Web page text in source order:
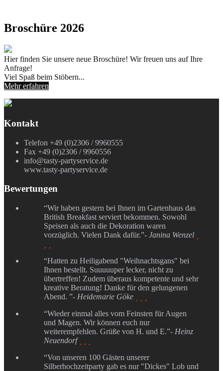
Broschüre 2026
Hier finden Sie unsere neue Broschüre! Wir freuen uns auf Ihre
Anfrage!
Viel Spaß beim Stöbern...
Mehr erfahren
Kontakt
Telefon +49 (0)2306 / 9960555
Fax +49 (0)2306 / 9960556
info@tasty-partyservice.de
www.tasty-partyservice.de
Bewertungen
“Wir haben gestern bei Ihnen im Gartenhaus das
British Breakfast serviert bekommen. Sowohl
Speisen als auch die Dekoration waren
vorzüglich. Vielen Dank dafür.”- Janina Wenzel
“Hatten zu Heiligabend "Weihnachtsgans" bei
Ihnen bestellt. Suuuuuper lecker, nicht zu
übertreffen! Zudem überaus kompetente und sehr
kreative Beratung! Danke für den gelungenen
Abend. ”- Heidemarie Göke
“Wieder einmal alles vom Feinsten für Augen
und Magen. Wir können euch nur
weiterempfehlen. Grüße von H. und E.”- Heinz
Neuendorf
“Von unseren 100 Gästen unserer
Silberhochzeitparty gab es nur "Dickes" Lob und